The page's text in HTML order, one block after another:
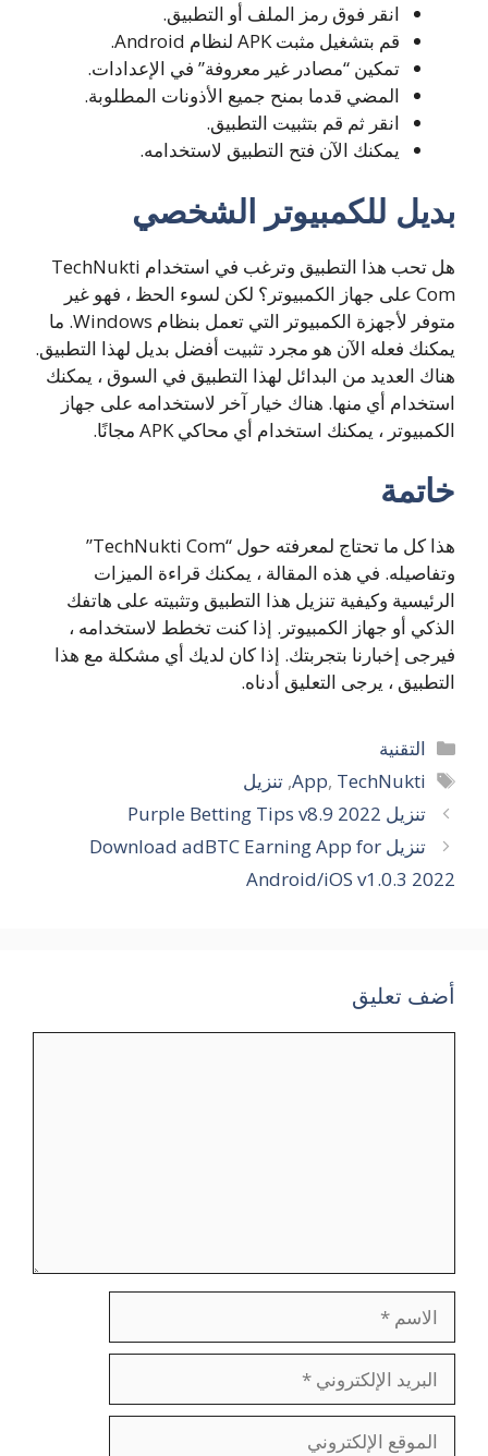
انقر فوق رمز الملف أو التطبيق.
قم بتشغيل مثبت APK لنظام Android.
تمكين “مصادر غير معروفة” في الإعدادات.
المضي قدما بمنح جميع الأذونات المطلوبة.
انقر ثم قم بتثبيت التطبيق.
يمكنك الآن فتح التطبيق لاستخدامه.
بديل للكمبيوتر الشخصي
هل تحب هذا التطبيق وترغب في استخدام TechNukti
Com على جهاز الكمبيوتر؟ لكن لسوء الحظ ، فهو غير
متوفر لأجهزة الكمبيوتر التي تعمل بنظام Windows. ما
يمكنك فعله الآن هو مجرد تثبيت أفضل بديل لهذا التطبيق.
هناك العديد من البدائل لهذا التطبيق في السوق ، يمكنك
استخدام أي منها. هناك خيار آخر لاستخدامه على جهاز
الكمبيوتر ، يمكنك استخدام أي محاكي APK مجانًا.
خاتمة
هذا كل ما تحتاج لمعرفته حول “TechNukti Com”
وتفاصيله. في هذه المقالة ، يمكنك قراءة الميزات
الرئيسية وكيفية تنزيل هذا التطبيق وتثبيته على هاتفك
الذكي أو جهاز الكمبيوتر. إذا كنت تخطط لاستخدامه ،
فيرجى إخبارنا بتجربتك. إذا كان لديك أي مشكلة مع هذا
التطبيق ، يرجى التعليق أدناه.
التصنيفات
التقنية
الوسوم
App, TechNukti
,تنزيل
تنزيل Purple Betting Tips v8.9 2022
تنزيل Download adBTC Earning App for
Android/iOS v1.0.3 2022
أضف تعليق
الاسم
البريد
الإلكتروني
الموقع